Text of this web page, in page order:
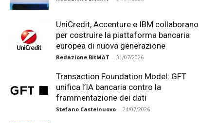
UniCredit, Accenture e IBM collaborano
per costruire la piattaforma bancaria
europea di nuova generazione
Redazione BitMAT - 31/07/2026
Transaction Foundation Model: GFT
unifica l’IA bancaria contro la
frammentazione dei dati
Stefano Castelnuovo - 24/07/2026